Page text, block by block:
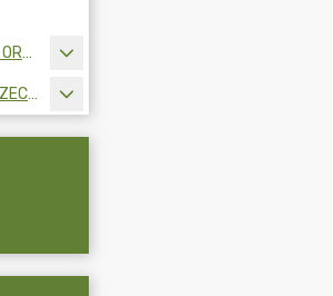
PROJEKTY ZE ŚRODKÓW UE ORAZ FUNDUSZY ZEWNĘTRZNYCH
INTERESANCI SĄDÓW POWSZECHNYCH